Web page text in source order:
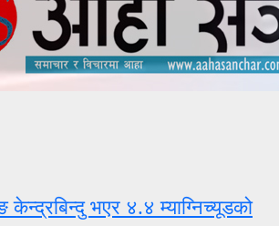
केन्द्रबिन्दु भएर ४.४ म्याग्निच्यूडको